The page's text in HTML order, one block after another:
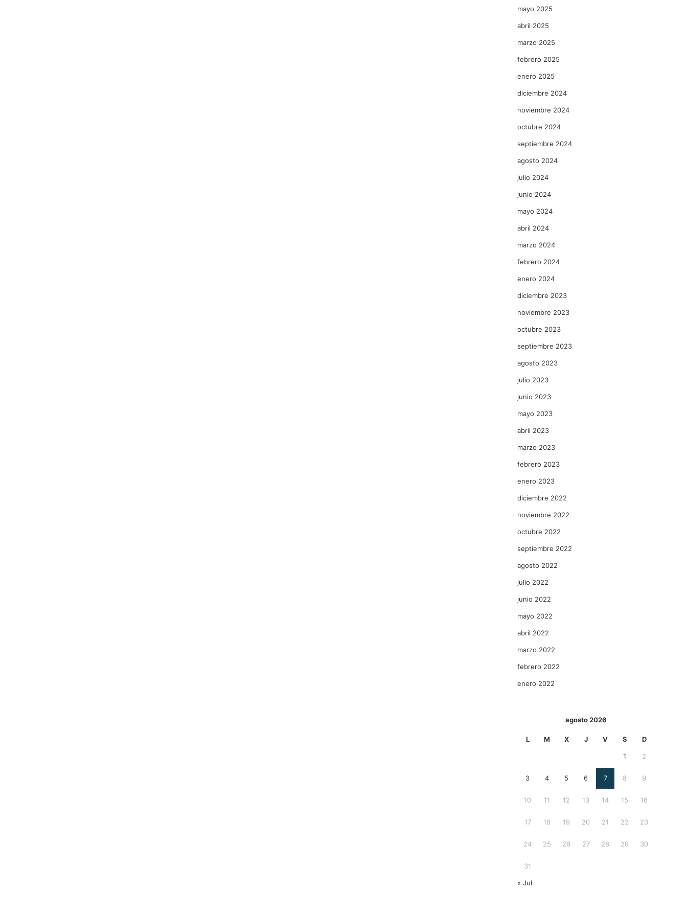
mayo 2025
abril 2025
marzo 2025
febrero 2025
enero 2025
diciembre 2024
noviembre 2024
octubre 2024
septiembre 2024
agosto 2024
julio 2024
junio 2024
mayo 2024
abril 2024
marzo 2024
febrero 2024
enero 2024
diciembre 2023
noviembre 2023
octubre 2023
septiembre 2023
agosto 2023
julio 2023
junio 2023
mayo 2023
abril 2023
marzo 2023
febrero 2023
enero 2023
diciembre 2022
noviembre 2022
octubre 2022
septiembre 2022
agosto 2022
julio 2022
junio 2022
mayo 2022
abril 2022
marzo 2022
febrero 2022
enero 2022
agosto 2026
L M X J V S D
1 2
3 4 5 6 7 8 9
10 11 12 13 14 15 16
17 18 19 20 21 22 23
24 25 26 27 28 29 30
31
« Jul